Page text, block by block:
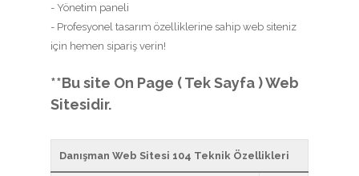
- Yönetim paneli
- Profesyonel tasarım özelliklerine sahip web siteniz
için hemen sipariş verin!
**Bu site On Page ( Tek Sayfa ) Web
Sitesidir.
Danışman Web Sitesi 104 Teknik Özellikleri